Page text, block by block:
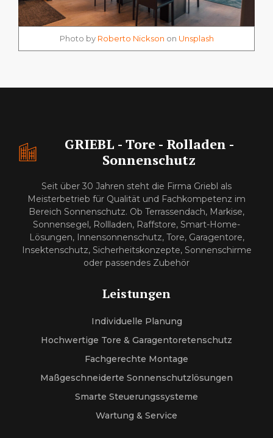
Photo by Roberto Nickson on Unsplash
GRIEBL - Tore - Rolladen -
Sonnenschutz
Seit über 30 Jahren steht die Firma Griebl als
Meisterbetrieb für Qualität und Fachkompetenz im
Bereich Sonnenschutz. Ob Terrassendach, Markise,
Sonnensegel, Rollladen, Raffstore, Smart-Home-
Lösungen, Innensonnenschutz, Tore, Garagentore,
Insektenschutz, Sicherheitskonzepte, Sonnenschirme
oder passendes Zubehör
Leistungen
Individuelle Planung
Hochwertige Tore & Garagentoretenschutz
Fachgerechte Montage
Maßgeschneiderte Sonnenschutzlösungen
Smarte Steuerungssysteme
Wartung & Service